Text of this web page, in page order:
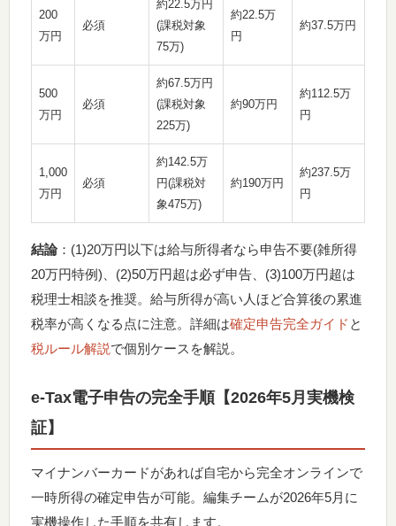
200
万円
必須
約22.5万円
(課税対象
75万)
約22.5万
円
約37.5万円
500
万円
必須
約67.5万円
(課税対象
225万)
約90万円
約112.5万
円
1,000
万円
必須
約142.5万
円(課税対
象475万)
約190万円
約237.5万
円
結論：(1)20万円以下は給与所得者なら申告不要(雑所得
20万円特例)、(2)50万円超は必ず申告、(3)100万円超は
税理士相談を推奨。給与所得が高い人ほど合算後の累進
税率が高くなる点に注意。詳細は確定申告完全ガイド と
税ルール解説で個別ケースを解説。
e-Tax電子申告の完全手順【2026年5月実機検
証】
マイナンバーカードがあれば自宅から完全オンラインで
一時所得の確定申告が可能。編集チームが2026年5月に
実機操作した手順を共有します。